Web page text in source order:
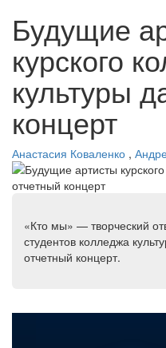
Будущие
курского
культуры
концерт
Анастасия Коваленко ,
«Кто мы» — творческий
студентов колледжа
отчетный концерт.